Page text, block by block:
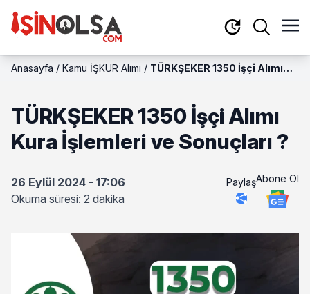
Anasayfa / Kamu İŞKUR Alımı / TÜRKŞEKER 1350 İşçi Alımı
TÜRKŞEKER 1350 İşçi Alımı
Kura İşlemleri ve Sonuçları ?
26 Eylül 2024 - 17:06
Okuma süresi: 2 dakika
PaylaşAbone Ol